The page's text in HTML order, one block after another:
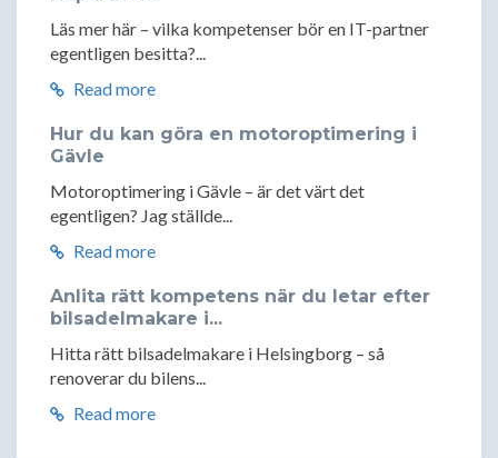
Läs mer här – vilka kompetenser bör en IT-partner
egentligen besitta?...
Read more
Hur du kan göra en motoroptimering i
Gävle
Motoroptimering i Gävle – är det värt det
egentligen? Jag ställde...
Read more
Anlita rätt kompetens när du letar efter
bilsadelmakare i...
Hitta rätt bilsadelmakare i Helsingborg – så
renoverar du bilens...
Read more